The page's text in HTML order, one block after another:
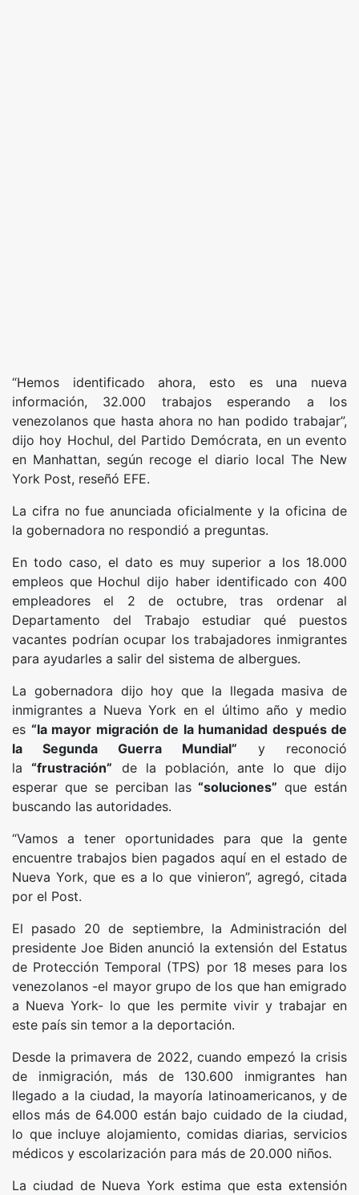
“Hemos identificado ahora, esto es una nueva
información, 32.000 trabajos esperando a los
venezolanos que hasta ahora no han podido trabajar”,
dijo hoy Hochul, del Partido Demócrata, en un evento
en Manhattan, según recoge el diario local The New
York Post, reseñó EFE.
La cifra no fue anunciada oficialmente y la oficina de
la gobernadora no respondió a preguntas.
En todo caso, el dato es muy superior a los 18.000
empleos que Hochul dijo haber identificado con 400
empleadores el 2 de octubre, tras ordenar al
Departamento del Trabajo estudiar qué puestos
vacantes podrían ocupar los trabajadores inmigrantes
para ayudarles a salir del sistema de albergues.
La gobernadora dijo hoy que la llegada masiva de
inmigrantes a Nueva York en el último año y medio
es “la mayor migración de la humanidad después de
la Segunda Guerra Mundial” y reconoció
la“frustración” de la población, ante lo que dijo
esperar que se perciban las “soluciones” que están
buscando las autoridades.
“Vamos a tener oportunidades para que la gente
encuentre trabajos bien pagados aquí en el estado de
Nueva York, que es a lo que vinieron”, agregó, citada
por el Post.
El pasado 20 de septiembre, la Administración del
presidente Joe Biden anunció la extensión del Estatus
de Protección Temporal (TPS) por 18 meses para los
venezolanos -el mayor grupo de los que han emigrado
a Nueva York- lo que les permite vivir y trabajar en
este país sin temor a la deportación.
Desde la primavera de 2022, cuando empezó la crisis
de inmigración, más de 130.600 inmigrantes han
llegado a la ciudad, la mayoría latinoamericanos, y de
ellos más de 64.000 están bajo cuidado de la ciudad,
lo que incluye alojamiento, comidas diarias, servicios
médicos y escolarización para más de 20.000 niños.
La ciudad de Nueva York estima que esta extensión